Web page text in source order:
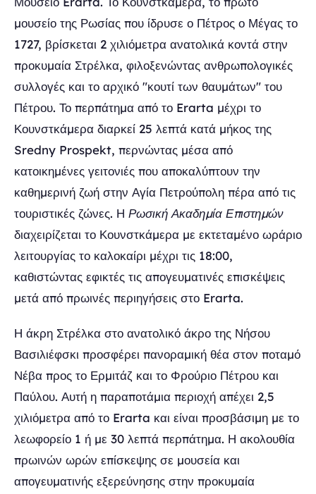
μουσείο της Ρωσίας που ίδρυσε ο Πέτρος ο Μέγας το
1727, βρίσκεται 2 χιλιόμετρα ανατολικά κοντά στην
προκυμαία Στρέλκα, φιλοξενώντας ανθρωπολογικές
συλλογές και το αρχικό "κουτί των θαυμάτων" του
Πέτρου. Το περπάτημα από το Erarta μέχρι το
Κουνστκάμερα διαρκεί 25 λεπτά κατά μήκος της
Sredny Prospekt, περνώντας μέσα από
κατοικημένες γειτονιές που αποκαλύπτουν την
καθημερινή ζωή στην Αγία Πετρούπολη πέρα από τις
τουριστικές ζώνες. Η Ρωσική Ακαδημία Επιστημών
διαχειρίζεται το Κουνστκάμερα με εκτεταμένο ωράριο
λειτουργίας το καλοκαίρι μέχρι τις 18:00,
καθιστώντας εφικτές τις απογευματινές επισκέψεις
μετά από πρωινές περιηγήσεις στο Erarta.
Η άκρη Στρέλκα στο ανατολικό άκρο της Νήσου
Βασιλιέφσκι προσφέρει πανοραμική θέα στον ποταμό
Νέβα προς το Ερμιτάζ και το Φρούριο Πέτρου και
Παύλου. Αυτή η παραποτάμια περιοχή απέχει 2,5
χιλιόμετρα από το Erarta και είναι προσβάσιμη με το
λεωφορείο 1 ή με 30 λεπτά περπάτημα. Η ακολουθία
πρωινών ωρών επίσκεψης σε μουσεία και
απογευματινής εξερεύνησης στην προκυμαία